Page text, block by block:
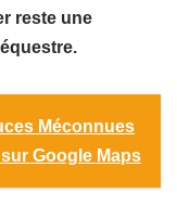
reste une
Méconnues
Google Maps